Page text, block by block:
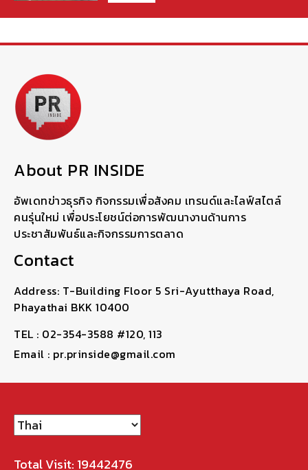
About PR INSIDE
อัพเดทข่าวธุรกิจ กิจกรรมเพื่อสังคม เทรนด์และไลฟ์สไตล์
คนรุ่นใหม่ เพื่อประโยชน์ต่อการพัฒนางานด้านการ
ประชาสัมพันธ์และกิจกรรมการตลาด
Contact
Address: T-Building Floor 5 Sri-Ayutthaya Road,
Phayathai BKK 10400
TEL : 02-354-3588 #120, 113
Email : pr.prinside@gmail.com
Total Visit: 19442476